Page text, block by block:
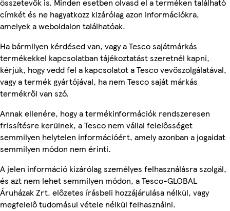
összetevők is. Minden esetben olvasd el a terméken található
címkét és ne hagyatkozz kizárólag azon információkra,
amelyek a weboldalon találhatóak.
Ha bármilyen kérdésed van, vagy a Tesco sajátmárkás
termékekkel kapcsolatban tájékoztatást szeretnél kapni,
kérjük, hogy vedd fel a kapcsolatot a Tesco vevőszolgálatával,
vagy a termék gyártójával, ha nem Tesco saját márkás
termékről van szó.
Annak ellenére, hogy a termékinformációk rendszeresen
frissítésre kerülnek, a Tesco nem vállal felelősséget
semmilyen helytelen információért, amely azonban a jogaidat
semmilyen módon nem érinti.
A jelen információ kizárólag személyes felhasználásra szolgál,
és azt nem lehet semmilyen módon, a Tesco-GLOBAL
Áruházak Zrt. előzetes írásbeli hozzájárulása nélkül, vagy
megfelelő tudomásul vétele nélkül felhasználni.